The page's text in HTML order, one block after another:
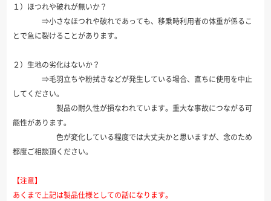
１）ほつれや破れが無いか？
⇒小さなほつれや破れであっても、移乗時利用者の体重が係るこ
とで急に裂けることがあります。
２）生地の劣化はないか？
⇒毛羽立ちや粉拭きなどが発生している場合、直ちに使用を中止
してください。
製品の耐久性が損なわれています。重大な事故につながる可
能性があります。
色が変化している程度では大丈夫かと思いますが、念のため
都度ご相談頂ください。
【注意】
あくまで上記は製品仕様としての話になります。